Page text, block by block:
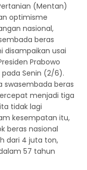
(Mentan)
optimisme
nasional,
beras
disampaikan usai
Prabowo
pada Senin (2/6).
swasembada beras
menjadi tiga
tidak lagi
kesempatan itu,
beras nasional
dari 4 juta ton,
57 tahun